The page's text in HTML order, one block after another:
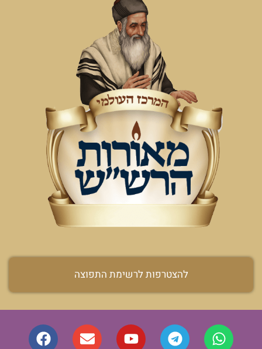
להצטרפות לרשימת התפוצה